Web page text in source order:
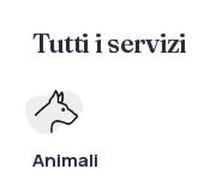
Tutti i servizi
Animali